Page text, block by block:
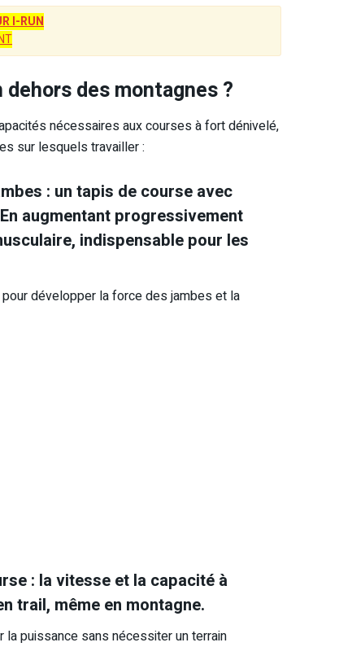
I-RUN
des montagnes ?
nécessaires aux courses à fort dénivelé,
sur lesquels travailler :
: un tapis de course avec
augmentant progressivement
indispensable pour les
développer la force des jambes et la
: la vitesse et la capacité à
trail, même en montagne.
puissance sans nécessiter un terrain